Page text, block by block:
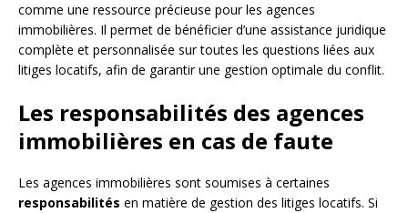
comme une ressource précieuse pour les agences
immobilières. Il permet de bénéficier d’une assistance juridique
complète et personnalisée sur toutes les questions liées aux
litiges locatifs, afin de garantir une gestion optimale du conflit.
Les responsabilités des agences
immobilières en cas de faute
Les agences immobilières sont soumises à certaines
responsabilités en matière de gestion des litiges locatifs. Si